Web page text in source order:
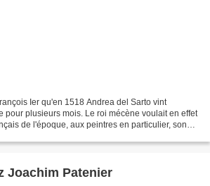
Ier qu'en 1518 Andrea del Sarto vint
pour plusieurs mois. Le roi mécène voulait en effet
de l'époque, aux peintres en particulier, son
Joachim Patenier